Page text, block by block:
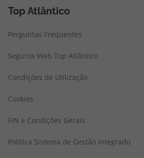
Top Atlântico
Perguntas Frequentes
Seguros Web Top Atlântico
Condições de Utilização
Cookies
FIN e Condições Gerais
Politica Sistema de Gestão Integrado